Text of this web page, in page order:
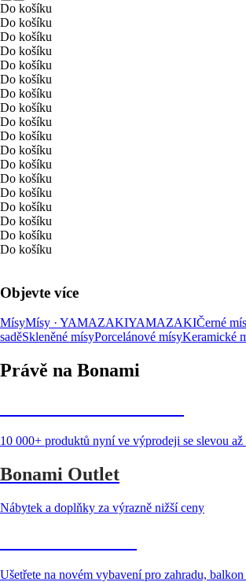
Do košíku
Do košíku
Do košíku
Do košíku
Do košíku
Do košíku
Do košíku
Do košíku
Do košíku
Do košíku
Do košíku
Do košíku
Do košíku
Do košíku
Do košíku
Do košíku
Do košíku
Do košíku
Objevte více
MísyMísy · YAMAZAKIYAMAZAKIČerné
saděSkleněné mísyPorcelánové mísyKeramické
Právě na Bonami
10 000+ produktů nyní ve výprodeji se slevou až
Bonami Outlet
Nábytek a doplňky za výrazně nižší ceny
Ušetřete na novém vybavení pro zahradu, balkon